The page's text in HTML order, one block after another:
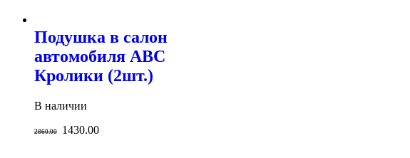
Подушка в салон
автомобиля ABC
Кролики (2шт.)
В наличии
2860.00 1430.00